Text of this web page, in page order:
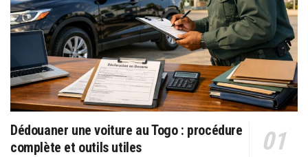
Dédouaner une voiture au Togo : procédure
complète et outils utiles